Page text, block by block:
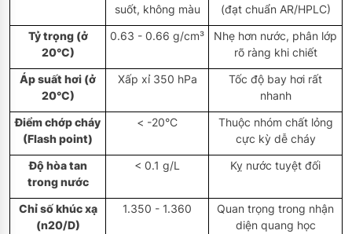
suốt, không màu
(đạt chuẩn AR/HPLC)
Tỷ trọng (ở
20°C)
0.63 - 0.66 g/cm³
Nhẹ hơn nước, phân lớp
rõ ràng khi chiết
Áp suất hơi (ở
20°C)
Xấp xỉ 350 hPa
Tốc độ bay hơi rất
nhanh
Điểm chớp cháy
(Flash point)
< -20°C
Thuộc nhóm chất lỏng
cực kỳ dễ cháy
Độ hòa tan
trong nước
< 0.1 g/L Kỵ nước tuyệt đối
Chỉ số khúc xạ
(n20/D)
1.350 - 1.360
Quan trọng trong nhận
diện quang học